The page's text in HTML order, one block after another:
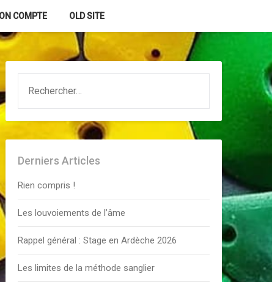
COMPTE OLD SITE
Derniers Articles
Rien compris !
Les louvoiements de l’âme
Rappel général : Stage en Ardèche 2026
Les limites de la méthode sanglier